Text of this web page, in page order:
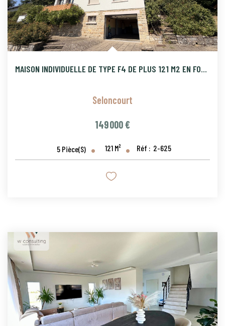
MAISON INDIVIDUELLE DE TYPE F4 DE PLUS 121 M2 EN FOND D'IMPA
Seloncourt
149 000 €
5 Pièce(s) 121 M² Réf : 2-625